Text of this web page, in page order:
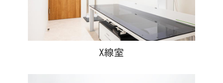
X線室